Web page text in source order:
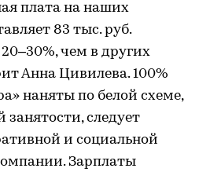
плата на наших
83 тыс. руб.
чем в других
Анна Цивилева. 100%
наняты по белой схеме,
занятости, следует
и социальной
Зарплаты